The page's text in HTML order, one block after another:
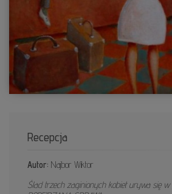
Recepcja
Autor: Najbor Wiktor
Ślad trzech zaginionych kobiet urywa się w